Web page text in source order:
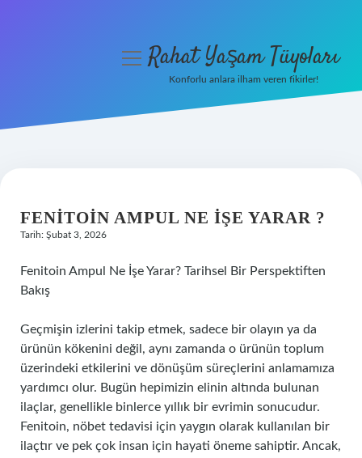
Hakkımızda
menüyüRahat Yaşam Tüyoları
Konforlu anlara ilham veren fikirler!
FENITOIN AMPUL NE IŞE YARAR ?
Tarih: Şubat 3, 2026
Fenitoin Ampul Ne İşe Yarar? Tarihsel Bir Perspektiften
Bakış
Geçmişin izlerini takip etmek, sadece bir olayın ya da
ürünün kökenini değil, aynı zamanda o ürünün toplum
üzerindeki etkilerini ve dönüşüm süreçlerini anlamamıza
yardımcı olur. Bugün hepimizin elinin altında bulunan
ilaçlar, genellikle binlerce yıllık bir evrimin sonucudur.
Fenitoin, nöbet tedavisi için yaygın olarak kullanılan bir
ilaçtır ve pek çok insan için hayati öneme sahiptir. Ancak,